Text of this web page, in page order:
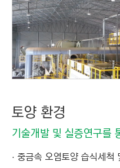
토양 환경
기술개발 및 실증연구를
중금속 오염토양 습식세척